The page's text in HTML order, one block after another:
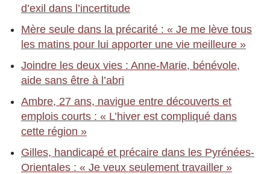
d’exil dans l’incertitude
Mère seule dans la précarité : « Je me lève tous
les matins pour lui apporter une vie meilleure »
Joindre les deux vies : Anne-Marie, bénévole,
aide sans être à l’abri
Ambre, 27 ans, navigue entre découverts et
emplois courts : « L’hiver est compliqué dans
cette région »
Gilles, handicapé et précaire dans les Pyrénées-
Orientales : « Je veux seulement travailler »